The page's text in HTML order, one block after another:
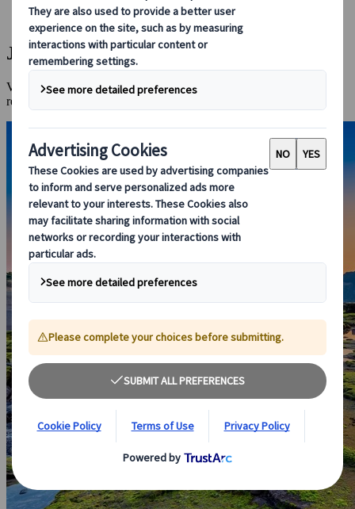
Alle bestemmingen
Jeju-eiland
Jeju-eiland
Vulkanische wonderen, stranden en cultuur voor een onvergetelijke
reis.